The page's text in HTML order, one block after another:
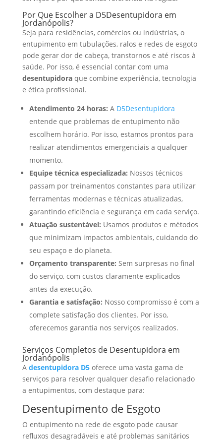
Por Que Escolher a D5Desentupidora em
Jordanópolis?
Seja para residências, comércios ou indústrias, o
entupimento em tubulações, ralos e redes de esgoto
pode gerar dor de cabeça, transtornos e até riscos à
saúde. Por isso, é essencial contar com uma
desentupidoraque combine experiência, tecnologia
e ética profissional.
Atendimento 24 horas: A D5Desentupidora
entende que problemas de entupimento não
escolhem horário. Por isso, estamos prontos para
realizar atendimentos emergenciais a qualquer
momento.
Equipe técnica especializada: Nossos técnicos
passam por treinamentos constantes para utilizar
ferramentas modernas e técnicas atualizadas,
garantindo eficiência e segurança em cada serviço.
Atuação sustentável: Usamos produtos e métodos
que minimizam impactos ambientais, cuidando do
seu espaço e do planeta.
Orçamento transparente: Sem surpresas no final
do serviço, com custos claramente explicados
antes da execução.
Garantia e satisfação: Nosso compromisso é com a
complete satisfação dos clientes. Por isso,
oferecemos garantia nos serviços realizados.
Serviços Completos de Desentupidora em
Jordanópolis
A desentupidora D5oferece uma vasta gama de
serviços para resolver qualquer desafio relacionado
a entupimentos, com destaque para:
Desentupimento de Esgoto
O entupimento na rede de esgoto pode causar
refluxos desagradáveis e até problemas sanitários